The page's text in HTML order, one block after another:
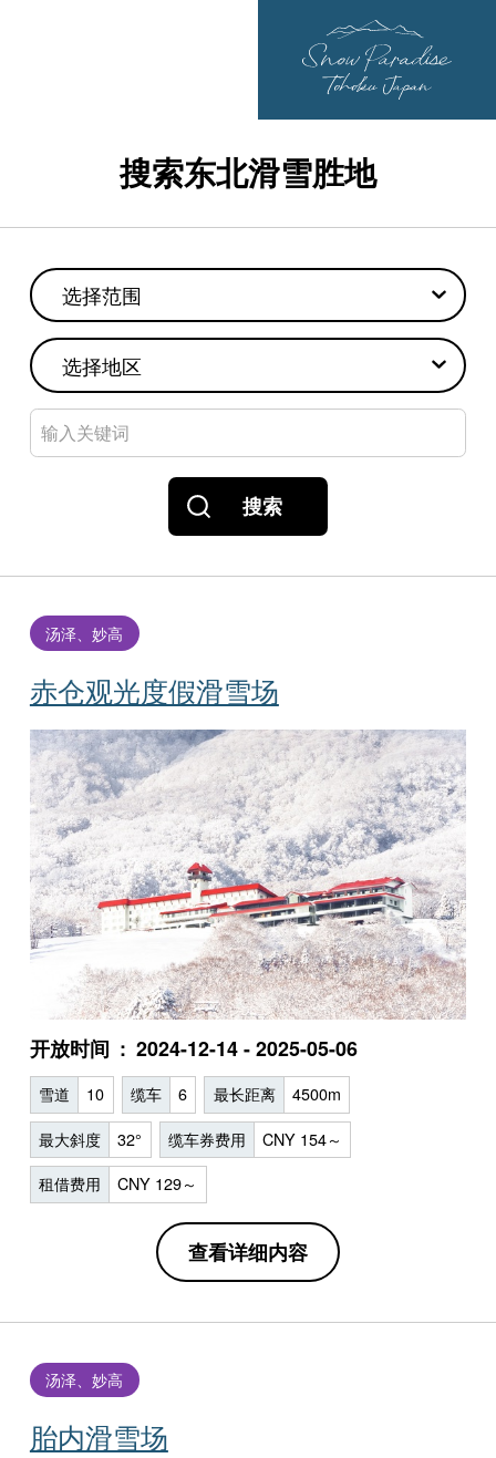
搜索东北滑雪胜地
选择范围
选择地区
搜索
赤仓观光度假滑雪场
汤泽、妙高
开放时间 2024-12-14 - 2025-05-06
雪道 10 缆车 6 最长距离 4500m
最大斜度 32° 缆车券费用 CNY 154～
租借费用 CNY 129～
查看详细内容
胎内滑雪场
汤泽、妙高